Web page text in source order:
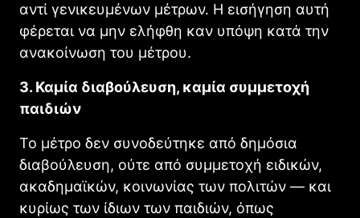
αντί γενικευμένων μέτρων. Η εισήγηση αυτή
φέρεται να μην ελήφθη καν υπόψη κατά την
ανακοίνωση του μέτρου.
3. Καμία διαβούλευση, καμία συμμετοχή
παιδιών
Το μέτρο δεν συνοδεύτηκε από δημόσια
διαβούλευση, ούτε από συμμετοχή ειδικών,
ακαδημαϊκών, κοινωνίας των πολιτών — και
κυρίως των ίδιων των παιδιών, όπως